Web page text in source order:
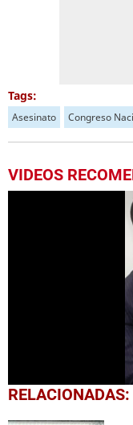
Tags:
Asesinato Congreso
VIDEOS
0
seconds
RELACIONADAS: